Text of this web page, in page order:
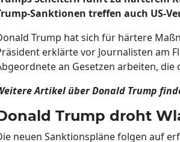
Sanktionen treffen auch US-
Trump hat sich für härtere
erklärte vor Journalisten am
an Gesetzen arbeiten,
Artikel über Donald Trump
Trump droht
neuen Sanktionspläne folgen auf